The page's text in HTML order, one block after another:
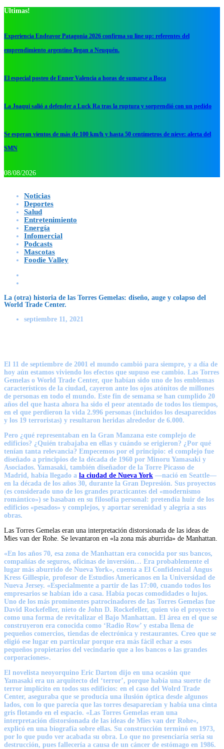
Ultimas!
Experiencia Endeavor Patagonia 2026 confirma su line up: referentes del
emprendimiento argentino llegan a Neuquén.
El especial posteo de Enner Valencia a horas de sumarse a Boca
La Joaqui salió a defender a Luck Ra tras la ruptura y sorprendió con un pedido
Se esperan vientos de más de 100 km/h y hasta 50 centímetros de nieve: alerta del
SMN
08/08/2026
Noticias
Deportes
Salud
Entretenimiento
Energía
Infomercial
Podcasts
Mascotas
Foodie Valley
La (otra) historia de las Torres Gemelas: diseño, auge y colapso del
World Trade Center.
septiembre 11, 2021
El 11 de septiembre de 2001 el mundo cambió para siempre, y a día de
hoy aún estamos viviendo los efectos que supuso ese cambio. Las Torres
Gemelas o World Trade Center, que habían sido uno de los emblemas
característicos de la ciudad, cayeron ante los ojos atónitos de millones
de personas en todo el mundo. Este fin de semana se han cumplido 20
años del que hasta ahora ha sido el peor atentado de todos los tiempos,
en el que perdieron la vida 2.996 personas (incluidos los desaparecidos
y los 19 terroristas) y resultaron heridas alrededor de 6.000.
Pero ¿qué representaban en la Gran Manzana este complejo de
edificios? ¿Quién trabajaba en ellas y cuándo se erigieron? ¿Por qué
tenían tanta relevancia? Empecemos por el principio: el complejo fue
diseñado a principios de la década de 1960 por Minoru Yamasaki y
Asociados. Yamasaki, también diseñador de la Torre Picasso de
Madrid, había llegado a la ciudad de Nueva York —nació en Seattle—
en la década de los años 30, durante la Gran Depresión. Sus proyectos
(es considerado uno de los grandes practicantes del «modernismo
romántico») se basaban en su filosofía personal: pretendía huir de los
edificios «pesados» y complejos, y aportar serenidad y alegría a sus
obras.
Las Torres Gemelas eran una interpretación distorsionada de las ideas de
Mies van der Rohe. Se levantaron en «la zona más aburrida» de Manhattan.
«En los años 70, esa zona de Manhattan era conocida por sus bancos,
compañías de seguros, oficinas de inversión… Era probablemente el
lugar más aburrido de Nueva York», cuenta a El Confidencial Angus
Kress Gillespie, profesor de Estudios Americanos en la Universidad de
Nueva Jersey. «Especialmente a partir de las 17:00, cuando todos los
empresarios se habían ido a casa. Había pocas comodidades o lujos.
Uno de los más prominentes patrocinadores de las Torres Gemelas fue
David Rockefeller, nieto de John D. Rockefeller, quien vio el proyecto
como una forma de revitalizar el Bajo Manhattan. El área en el que se
construyeron era conocida como ‘Radio Row’ y estaba llena de
pequeños comercios, tiendas de electrónica y restaurantes. Creo que se
eligió ese lugar en particular porque era más fácil echar a esos
pequeños propietarios del vecindario que a los bancos o las grandes
corporaciones».
El novelista neoyorquino Eric Darton dijo en una ocasión que
Yamasaki era un arquitecto del ‘terror’, porque había una suerte de
terror implícito en todos sus edificios: en el caso del Wolrd Trade
Center, aseguraba que se producía una ilusión óptica desde algunos
lados, con lo que parecía que las torres desaparecían y había una cinta
gris flotando en el espacio. «Las Torres Gemelas eran una
interpretación distorsionada de las ideas de Mies van der Rohe«,
explicó en una biografía sobre ellas. Su construcción terminó en 1973,
por lo que pudo ver acabada su obra. Lo que no presenciaría sería su
destrucción, pues fallecería a causa de un cáncer de estómago en 1986.